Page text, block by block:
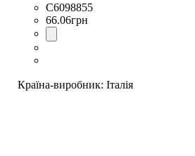
C6098855
66.06грн
Країна-виробник: Італія